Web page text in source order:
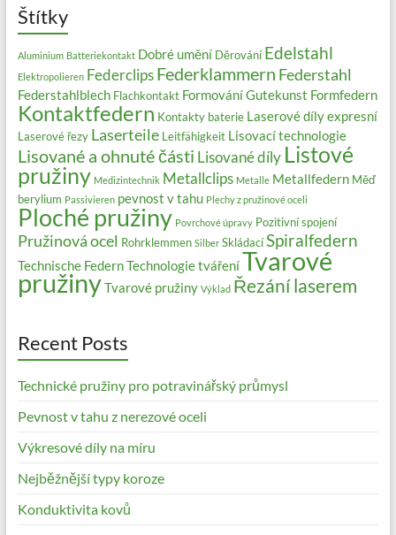
Štítky
Aluminium Batteriekontakt Dobré umění Děrování Edelstahl
Elektropolieren Federclips Federklammern Federstahl
Federstahlblech Flachkontakt FormováníGutekunst Formfedern
Kontaktfedern Kontakty baterie Laserové díly expresní
Laserové řezy Laserteile Leitfähigkeit Lisovací technologie
Lisované a ohnuté části Lisované díly Listové
pružiny Medizintechnik Metallclips Metalle Metallfedern Měď
berylium Passivieren pevnost v tahu Plechy z pružinové oceli
Ploché pružiny Povrchové úpravy Pozitivní spojení
Pružinová ocel Rohrklemmen Silber Skládací Spiralfedern
Technische FedernTechnologie tvářeníTvarové
pružinyTvarové pružiny Výklad Řezání laserem
Recent Posts
Technické pružiny pro potravinářský průmysl
Pevnost v tahu z nerezové oceli
Výkresové díly na míru
Nejběžnější typy koroze
Konduktivita kovů